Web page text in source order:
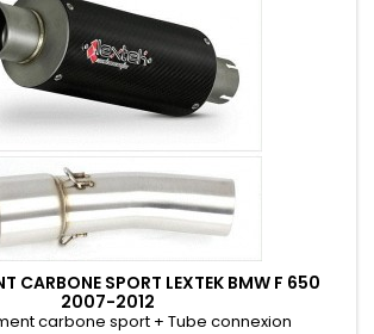
CARBONE SPORT LEXTEK BMW F 650
2007-2012
carbone sport + Tube connexion